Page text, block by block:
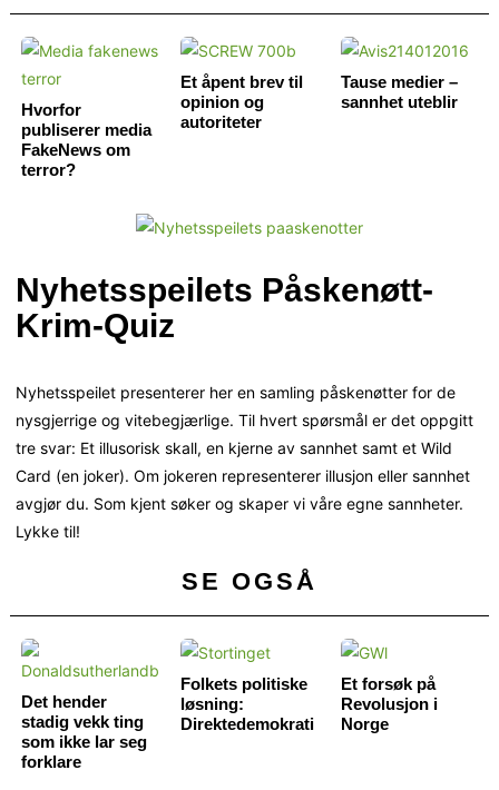
Hvorfor
publiserer media
FakeNews om
terror?
Et åpent brev til
opinion og
autoriteter
Tause medier –
sannhet uteblir
Nyhetsspeilets Påskenøtt-
Krim-Quiz
Nyhetsspeilet presenterer her en samling påskenøtter for de
nysgjerrige og vitebegjærlige. Til hvert spørsmål er det oppgitt
tre svar: Et illusorisk skall, en kjerne av sannhet samt et Wild
Card (en joker). Om jokeren representerer illusjon eller sannhet
avgjør du. Som kjent søker og skaper vi våre egne sannheter.
Lykke til!
SE OGSÅ
Det hender
stadig vekk ting
som ikke lar seg
forklare
Folkets politiske
løsning:
Direktedemokrati
Et forsøk på
Revolusjon i
Norge